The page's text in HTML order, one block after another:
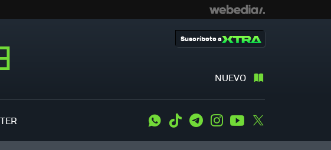
NUEVO
Suscríbete a
WhatsApp
Tiktok TelegramInstagramYoutube